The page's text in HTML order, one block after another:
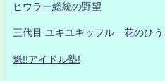
ヒウラー総統の野望
三代目 ユキユキッフル 花のひう
魁!!アイドル塾!